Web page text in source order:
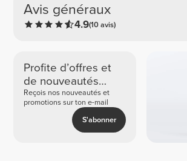
Avis généraux
4.9(10 avis)
Profite d’offres et
de nouveautés
exclusives
Reçois nos nouveautés et
promotions sur ton e-mail
S'abonner